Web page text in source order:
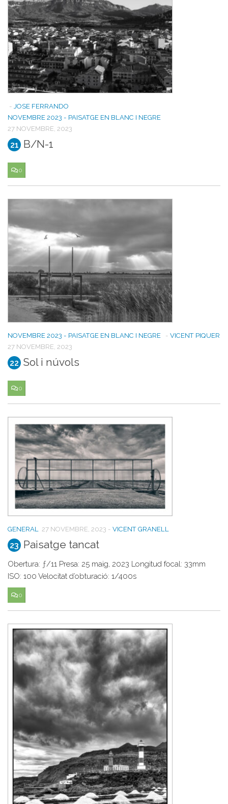
- JOSE FERRANDO
NOVEMBRE 2023 - PAISATGE EN BLANC I NEGRE
27 NOVEMBRE, 2023
21 B/N-1
0
- VICENT PIQUER
NOVEMBRE 2023 - PAISATGE EN BLANC I NEGRE
27 NOVEMBRE, 2023
22 Sol i núvols
0
- VICENT GRANELL
GENERAL 27 NOVEMBRE, 2023
23 Paisatge tancat
Obertura: ƒ/11 Presa: 25 maig, 2023 Longitud focal: 33mm
ISO: 100 Velocitat d’obturació: 1/400s
0